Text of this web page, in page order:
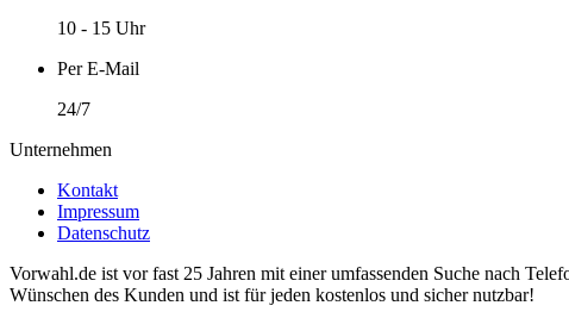
10 - 15 Uhr
Per E-Mail
24/7
Unternehmen
Kontakt
Impressum
Datenschutz
Vorwahl.de ist vor fast 25 Jahren mit einer umfassenden Suche nach
Wünschen des Kunden und ist für jeden kostenlos und sicher nutzbar!